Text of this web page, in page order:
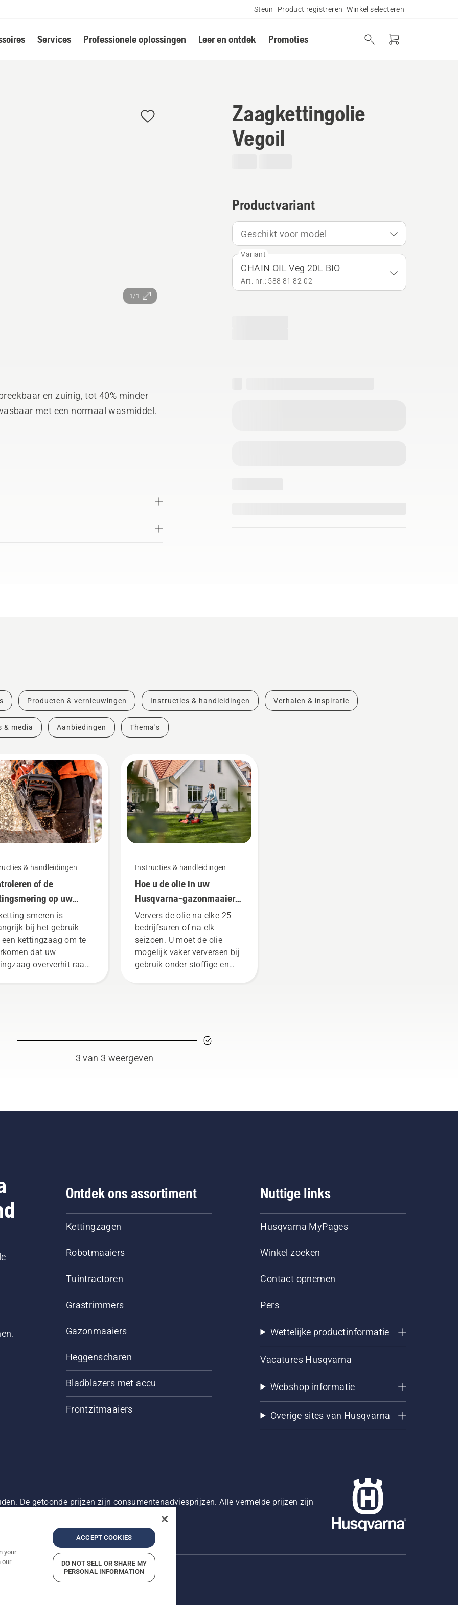
Steun Product registreren Winkel selecteren
Services Professionele oplossingen Leer en ontdek Promoties
1/1
Zaagkettingolie
Vegoil
Productvariant
Geschikt voor model
Variant
CHAIN OIL Veg 20L BIO
Art. nr.: 588 81 82‑02
en zuinig, tot 40% minder
met een normaal wasmiddel.
Producten & vernieuwingen Instructies & handleidingen Verhalen & inspiratie
& media Aanbiedingen Thema's
& handleidingen
of de
op uw
werkt
smeren is
bij het gebruik
een kettingzaag om te
dat uw
oververhit raakt
ketting. Volg de
Start uw
op toeren
geeft aan dat het
Instructies & handleidingen
Hoe u de olie in uw
Husqvarna-gazonmaaier
ververst
Ververs de olie na elke 25
bedrijfsuren of na elk
seizoen. U moet de olie
mogelijk vaker verversen bij
gebruik onder stoffige en
3 van 3 weergeven
Ontdek ons assortiment
Kettingzagen
Robotmaaiers
Tuintractoren
Grastrimmers
Gazonmaaiers
Heggenscharen
Bladblazers met accu
Frontzitmaaiers
Nuttige links
Husqvarna MyPages
Winkel zoeken
Contact opnemen
Pers
Wettelijke productinformatie
Vacatures Husqvarna
Webshop informatie
Overige sites van Husqvarna
De getoonde prijzen zijn consumentenadviesprijzen. Alle vermelde prijzen zijn
Bedrijfsgegevens Report Suspected Violations
your
our
ACCEPT COOKIES
DO NOT SELL OR SHARE MY
PERSONAL INFORMATION